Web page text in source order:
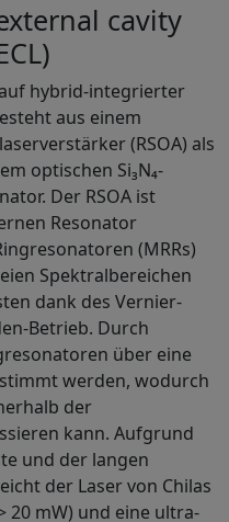
cavity
hybrid-integrierter
aus einem
(RSOA) als
optischen Si₃N₄-
Der RSOA ist
Resonator
(MRRs)
Spektralbereichen
dank des Vernier-
Betrieb. Durch
über eine
werden, wodurch
der
kann. Aufgrund
und der langen
der Laser von Chilas
20 mW) und eine ultra-